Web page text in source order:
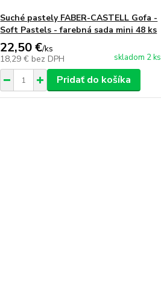
Suché pastely FABER-CASTELL Gofa -
Soft Pastels - farebná sada mini 48 ks
22,50 €/ks
18,29 € bez DPH skladom 2 ks
Pridať do košíka